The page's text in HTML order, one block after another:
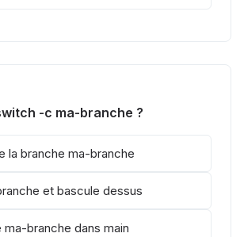
-c ma-branche ?
la branche ma-branche
et bascule dessus
ma-branche dans main